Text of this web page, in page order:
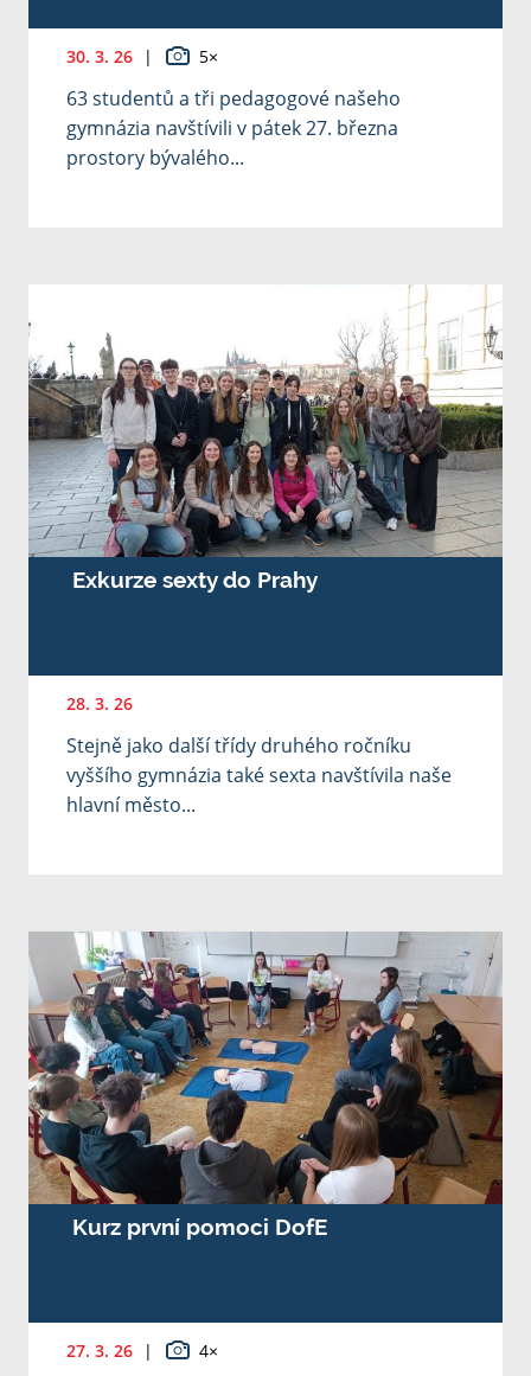
30. 3. 26 | 5×
63 studentů a tři pedagogové našeho
gymnázia navštívili v pátek 27. března
prostory bývalého...
Exkurze sexty do Prahy
28. 3. 26
Stejně jako další třídy druhého ročníku
vyššího gymnázia také sexta navštívila naše
hlavní město...
Kurz první pomoci DofE
27. 3. 26 | 4×